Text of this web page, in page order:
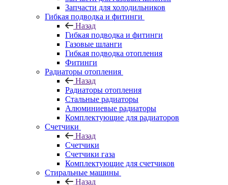
Запчасти для холодильников
Гибкая подводка и фитинги
Назад
Гибкая подводка и фитинги
Газовые шланги
Гибкая подводка отопления
Фитинги
Радиаторы отопления
Назад
Радиаторы отопления
Стальные радиаторы
Алюминиевые радиаторы
Комплектующие для радиаторов
Счетчики
Назад
Счетчики
Счетчики газа
Комплектующие для счетчиков
Стиральные машины
Назад